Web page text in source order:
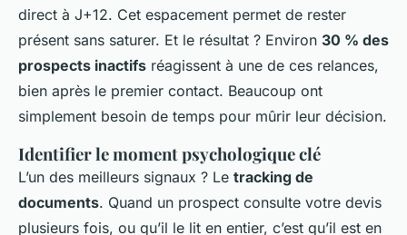
direct à J+12. Cet espacement permet de rester
présent sans saturer. Et le résultat ? Environ 30 % des
prospects inactifs réagissent à une de ces relances,
bien après le premier contact. Beaucoup ont
simplement besoin de temps pour mûrir leur décision.
Identifier le moment psychologique clé
L’un des meilleurs signaux ? Le tracking de
documents. Quand un prospect consulte votre devis
plusieurs fois, ou qu’il le lit en entier, c’est qu’il est en